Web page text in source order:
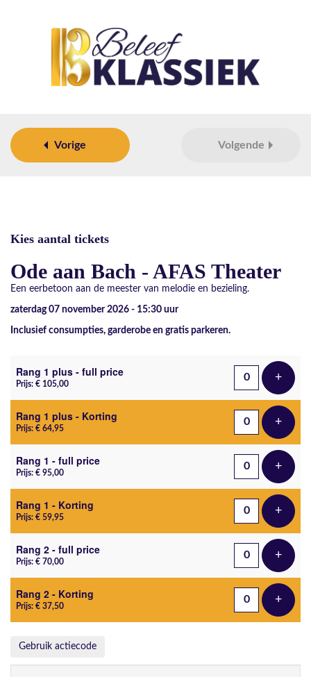
Vorige Volgende
Kies aantal tickets
Ode aan Bach - AFAS Theater
Een eerbetoon aan de meester van melodie en bezieling.
zaterdag 07 november 2026 - 15:30 uur
Inclusief consumpties, garderobe en gratis parkeren.
Rang 1 plus - full price
Prijs: € 105,00 +Voeg
Rang 1 plus - Korting
Prijs: € 64,95 +Voeg
Rang 1 - full price
Prijs: € 95,00 +Voeg
Rang 1 - Korting
Prijs: € 59,95 +Voeg
Rang 2 - full price
Prijs: € 70,00 +Voeg
Rang 2 - Korting
Prijs: € 37,50 +Voeg
Gebruik actiecode